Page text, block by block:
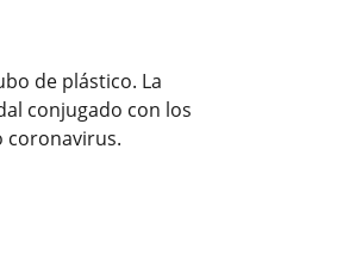
de plástico. La
conjugado con los
coronavirus.